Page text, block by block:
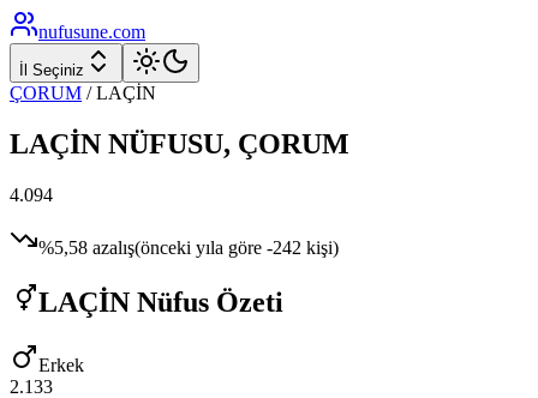
nufusune.com
İl Seçiniz
ÇORUM /LAÇİN
LAÇİN NÜFUSU, ÇORUM
4.094
%5,58 azalış(önceki yıla göre -242 kişi)
LAÇİN Nüfus Özeti
Erkek
2.133